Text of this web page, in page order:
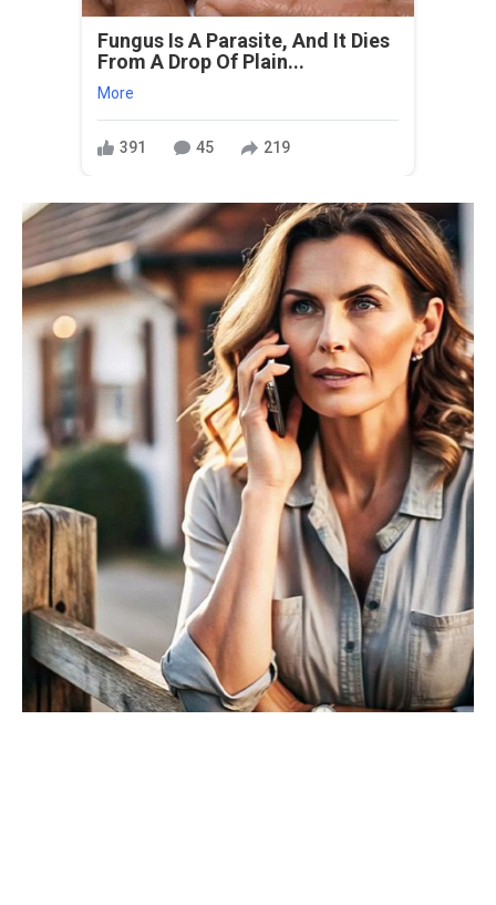
Fungus Is A Parasite, And It Dies
From A Drop Of Plain...
More
391 45 219